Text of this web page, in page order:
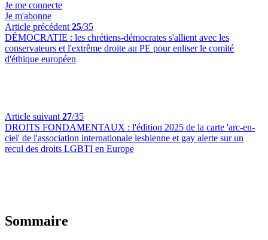
Je me connecte
Je m'abonne
Article précédent 25/35
DÉMOCRATIE : les chrétiens-démocrates s'allient avec les
conservateurs et l'extrême droite au PE pour enliser le comité
d'éthique européen
Article suivant 27/35
DROITS FONDAMENTAUX : l'édition 2025 de la carte 'arc-en-
ciel' de l'association internationale lesbienne et gay alerte sur un
recul des droits LGBTI en Europe
Sommaire